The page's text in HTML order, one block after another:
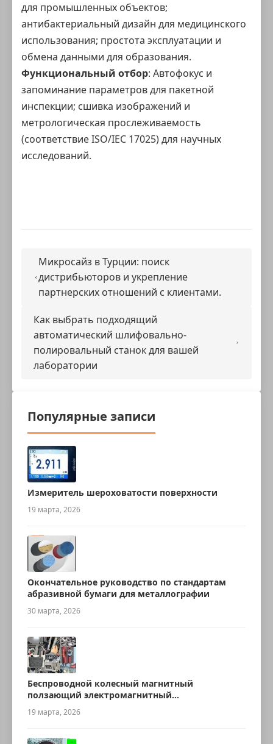
для промышленных объектов;
антибактериальный дизайн для медицинского
использования; простота эксплуатации и
обмена данными для образования.
Функциональный отбор: Автофокус и
запоминание параметров для пакетной
инспекции; сшивка изображений и
метрологическая прослеживаемость
(соответствие ISO/IEC 17025) для научных
исследований.
Микросайз в Турции: поиск
дистрибьюторов и укрепление
партнерских отношений с клиентами.
Как выбрать подходящий
автоматический шлифовально-
полировальный станок для вашей
лаборатории
Популярные записи
Измеритель шероховатости поверхности
19 марта, 2026
Окончательное руководство по стандартам
абразивной бумаги для металлографии
30 марта, 2026
Беспроводной колесный магнитный
ползающий электромагнитный
ультразвуковой робот для измерения
толщины
19 марта, 2026